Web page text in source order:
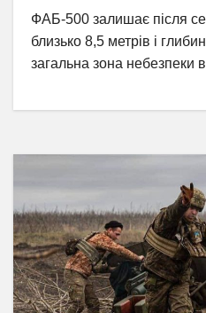
ФАБ-500 залишає після
близько 8,5 метрів і
загальна зона небезпеки